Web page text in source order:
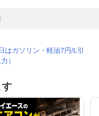
はガソリン・軽油7円/L引
）
す